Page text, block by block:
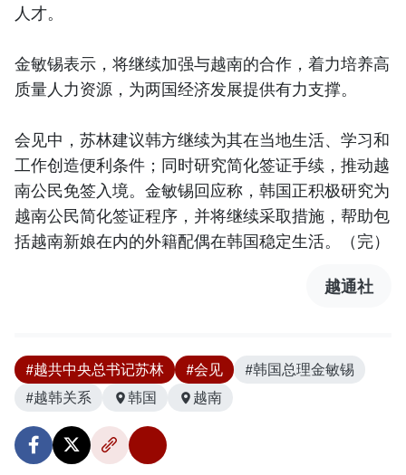
人才。
金敏锡表示，将继续加强与越南的合作，着力培养高
质量人力资源，为两国经济发展提供有力支撑。
会见中，苏林建议韩方继续为其在当地生活、学习和
工作创造便利条件；同时研究简化签证手续，推动越
南公民免签入境。金敏锡回应称，韩国正积极研究为
越南公民简化签证程序，并将继续采取措施，帮助包
括越南新娘在内的外籍配偶在韩国稳定生活。（完）
越通社
#越共中央总书记苏林 #会见
#韩国总理金敏锡
#越韩关系
韩国 越南